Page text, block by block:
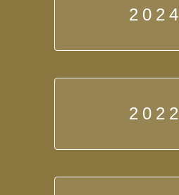
2024
2022